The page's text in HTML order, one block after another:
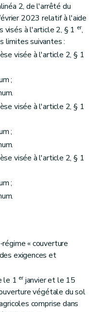
2, de l'arrêté du
2023 relatif à l'aide
visés à l'article 2, § 1 er,
limites suivantes :
visée à l'article 2, § 1
;
visée à l'article 2, § 1
;
visée à l'article 2, § 1
;
« couverture
exigences et
le 1 erjanvier et le 15
végétale du sol
comprise dans